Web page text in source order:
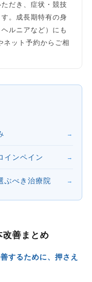
だき、症状・競技
。成長期特有の身
ルニアなど）にも
ネット予約からご相
→
インペイン →
ぶべき治療院 →
改善まとめ
するために、押さえ